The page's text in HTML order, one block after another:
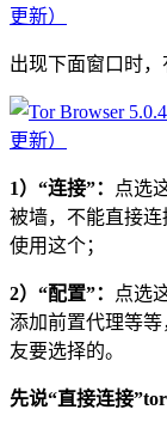
出现下面窗口时，
1）“连接”：
点选
被墙，不能直接
使用这个；
2）“配置”：
点选
添加前置代理等
友要选择的。
先说“直接连接